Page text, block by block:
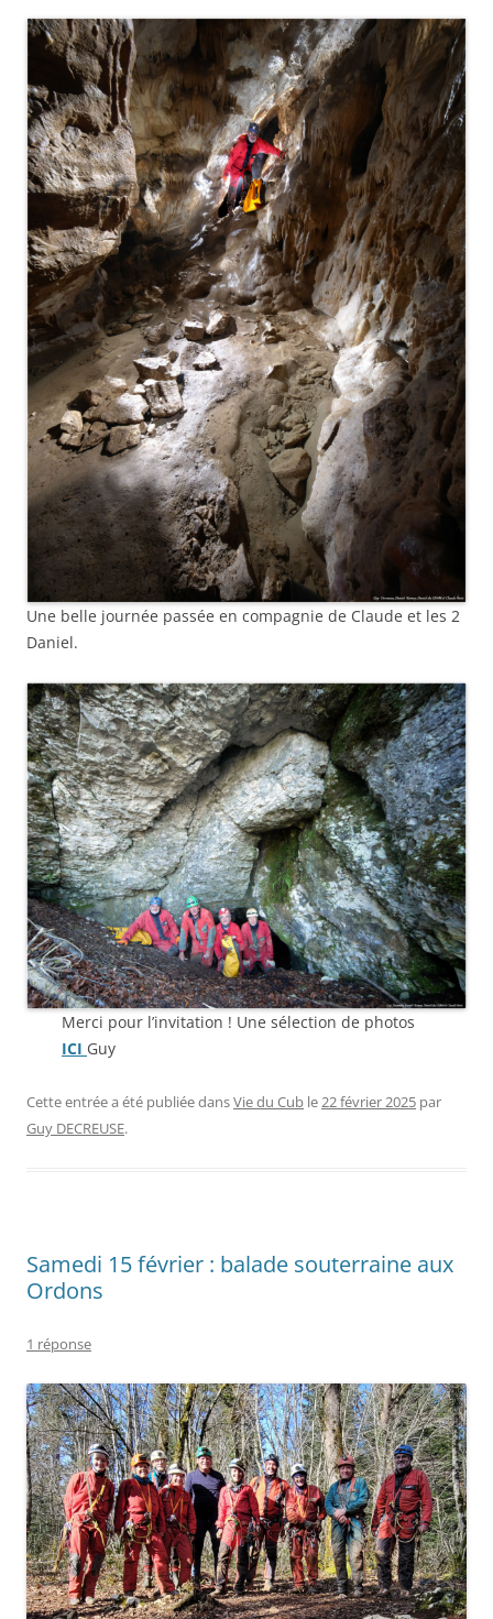
Une belle journée passée en compagnie de Claude et les 2
Daniel.
Merci pour l’invitation ! Une sélection de photos
ICI Guy
Cette entrée a été publiée dansVie du Cub le 22 février 2025 par
Guy DECREUSE.
Samedi 15 février : balade souterraine aux
Ordons
1 réponse